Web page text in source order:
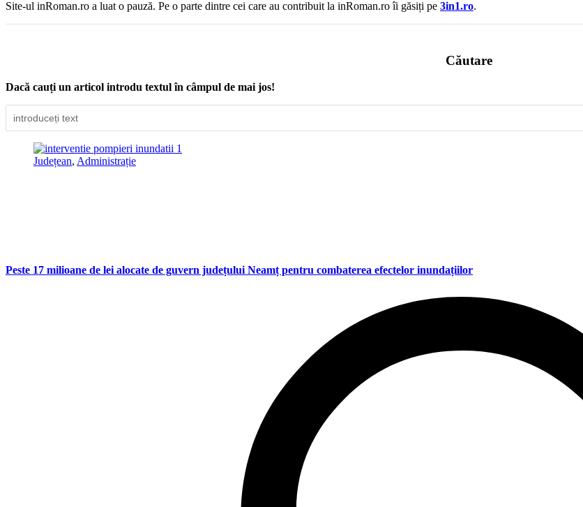
Site-ul inRoman.ro a luat o pauză. Pe o parte dintre cei care au contribuit la inRoman.ro îi găsiți pe 3in1.ro.
Căutare
Dacă cauți un articol introdu textul în câmpul de mai jos!
Județean, Administrație
Peste 17 milioane de lei alocate de guvern județului Neamț pentru combaterea efectelor inundațiilor